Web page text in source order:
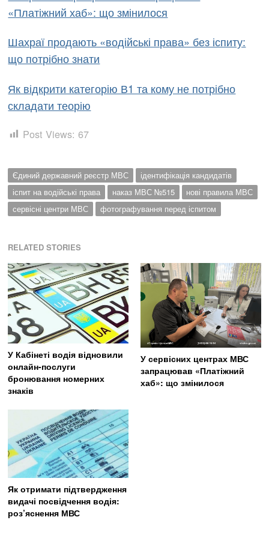
«Платіжний хаб»: що змінилося
Шахраї продають «водійські права» без іспиту:
що потрібно знати
Як відкрити категорію В1 та кому не потрібно
складати теорію
Post Views: 67
Єдиний державний реєстр МВС
ідентифікація кандидатів
іспит на водійські права
наказ МВС №515
нові правила МВС
сервісні центри МВС
фотографування перед іспитом
RELATED STORIES
У Кабінеті водія відновили
онлайн-послуги
бронювання номерних
знаків
У сервісних центрах МВС
запрацював «Платіжний
хаб»: що змінилося
Як отримати підтвердження
видачі посвідчення водія:
роз’яснення МВС